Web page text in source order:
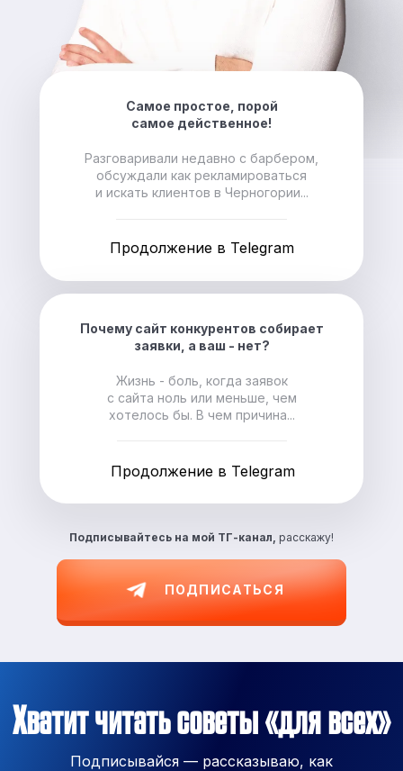
Подписывайтесь на мой ТГ-канал, расскажу!
ПОДПИСАТЬСЯ
Самое простое, порой
самое действенное!
Разговаривали недавно с барбером,
обсуждали как рекламироваться
и искать клиентов в Черногории...
Продолжение в Telegram
Почему сайт конкурентов собирает
заявки, а ваш - нет?
Жизнь - боль, когда заявок
с сайта ноль или меньше, чем
хотелось бы. В чем причина...
Продолжение в Telegram
Хватит читать советы «для всех»
Подписывайся — рассказываю, как